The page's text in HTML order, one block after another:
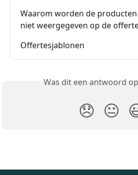
Waarom worden de
niet weergegeven op de
Offertesjablonen
Was dit een antwoord
😞 😐